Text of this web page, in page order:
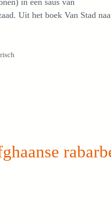
Uit het boek Van Stad